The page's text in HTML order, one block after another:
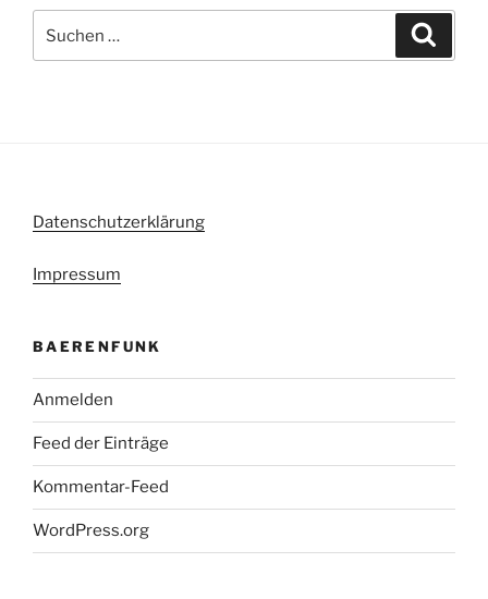
nach:
Datenschutzerklärung
Impressum
BAERENFUNK
Anmelden
Feed der Einträge
Kommentar-Feed
WordPress.org